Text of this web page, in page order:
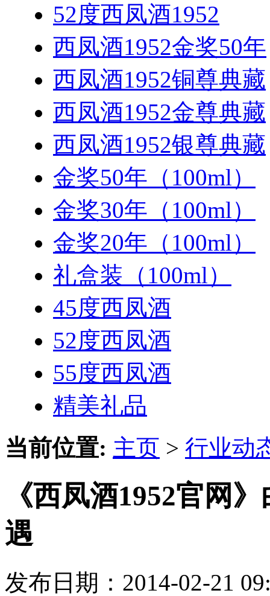
52度西凤酒1952
西凤酒1952金奖50年
西凤酒1952铜尊典藏
西凤酒1952金尊典藏
西凤酒1952银尊典藏
金奖50年（100ml）
金奖30年（100ml）
金奖20年（100ml）
礼盒装（100ml）
45度西凤酒
52度西凤酒
55度西凤酒
精美礼品
当前位置: 主页 > 行业动
《西凤酒1952官网
遇
发布日期：2014-02-21